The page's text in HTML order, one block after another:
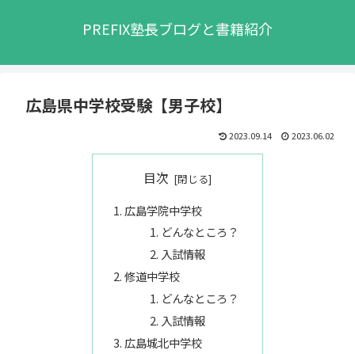
PREFIX塾長ブログと書籍紹介
広島県中学校受験【男子校】
2023.09.14 2023.06.02
目次
広島学院中学校
どんなところ？
入試情報
修道中学校
どんなところ？
入試情報
広島城北中学校